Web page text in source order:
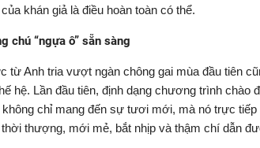
khán giả là điều hoàn toàn có thể.
chú “ngựa ô” sẵn sàng
từ Anh tria vượt ngàn chông gai mùa đầu tiên
hệ. Lần đầu tiên, định dạng chương trình chào
chỉ mang đến sự tươi mới, mà nó trực
thời thượng, mới mẻ, bắt nhịp và thậm chí dẫn